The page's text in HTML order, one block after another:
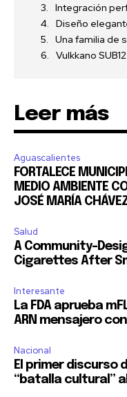
Integración
Diseño
Una familia de
Vulkkano
Leer más
Aguascalientes
FORTALECE
MEDIO AMBIENTE
JOSÉ MARÍA
Salud
A Community-
Cigarettes After
Interesante
La FDA aprueba
ARN mensajero
Nacional
El primer discurso
“batalla cultural”